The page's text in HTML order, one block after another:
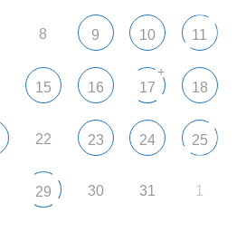
8 9 10 11
15 16 17
+
18
22 23 24 25
29 30 31 1